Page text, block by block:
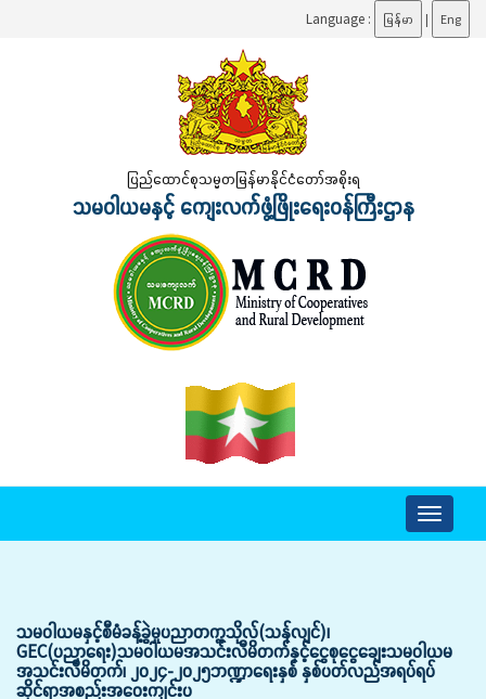
Language : မြန်မာ | Eng
ပြည်ထောင်စုသမ္မတမြန်မာနိုင်ငံတော်အစိုးရ
သမဝါယမနှင့် ကျေးလက်ဖွံ့ဖြိုးရေးဝန်ကြီးဌာန
Toggle
သမဝါယမနှင့်စီမံခန့်ခွဲမှုပညာတက္ကသိုလ်(သန်လျင်)၊
GEC(ပညာရေး)သမဝါယမအသင်းလီမိတက်နှင့်ငွေစုငွေချေးသမဝါယမ
အသင်းလီမိတက်၊ ၂၀၂၄-၂၀၂၅ဘဏ္ဍာရေးနှစ် နှစ်ပတ်လည်အရပ်ရပ်
ဆိုင်ရာအစည်းအဝေးကျင်းပ